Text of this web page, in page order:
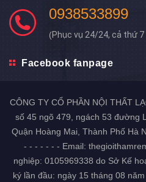
0938533899
(Phục vụ 24/24, cả thứ 7
Facebook fanpage
CÔNG TY CỔ PHẦN NỘI THẤT
số 45 ngõ 479, ngách 53 đường
Quận Hoàng Mai, Thành Phố Hà
- - - - - - - Email:
nghiệp: 0105969338 do Sở Kế
ký lần đầu: ngày 15 tháng 08